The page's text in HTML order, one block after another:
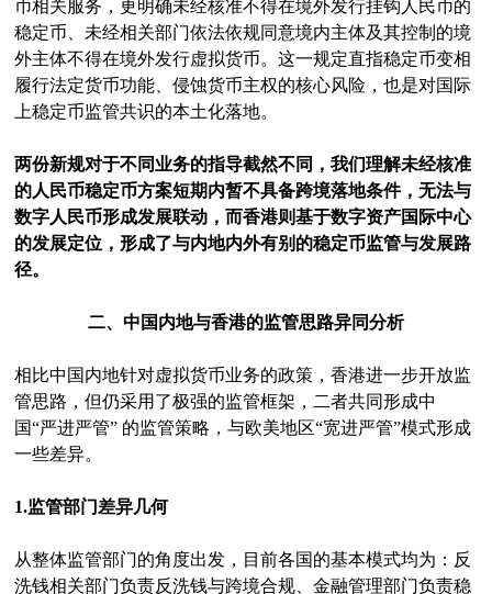
币相关服务，更明确未经核准不得在境外发行挂钩人民币的
稳定币、未经相关部门依法依规同意境内主体及其控制的境
外主体不得在境外发行虚拟货币。这一规定直指稳定币变相
履行法定货币功能、侵蚀货币主权的核心风险，也是对国际
上稳定币监管共识的本土化落地。
两份新规对于不同业务的指导截然不同，我们理解未经核准
的人民币稳定币方案短期内暂不具备跨境落地条件，无法与
数字人民币形成发展联动，而香港则基于数字资产国际中心
的发展定位，形成了与内地内外有别的稳定币监管与发展路
径。
二、中国内地与香港的监管思路异同分析
相比中国内地针对虚拟货币业务的政策，香港进一步开放监
管思路，但仍采用了极强的监管框架，二者共同形成中
国“严进严管” 的监管策略，与欧美地区“宽进严管”模式形成
一些差异。
1.监管部门差异几何
从整体监管部门的角度出发，目前各国的基本模式均为：反
洗钱相关部门负责反洗钱与跨境合规、金融管理部门负责稳